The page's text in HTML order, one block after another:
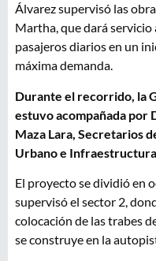
Álvarez supervisó las
Martha, que dará
pasajeros diarios en un
máxima demanda.
Durante el recorrido, la
estuvo acompañada por
Maza Lara, Secretarios
Urbano e
El proyecto se dividió en
supervisó el sector 2,
colocación de las trabes
se construye en la